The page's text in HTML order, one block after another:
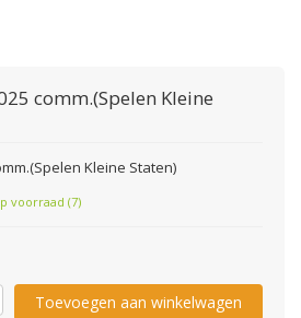
comm.(Spelen Kleine
Kleine Staten)
voorraad (7)
Toevoegen aan winkelwagen